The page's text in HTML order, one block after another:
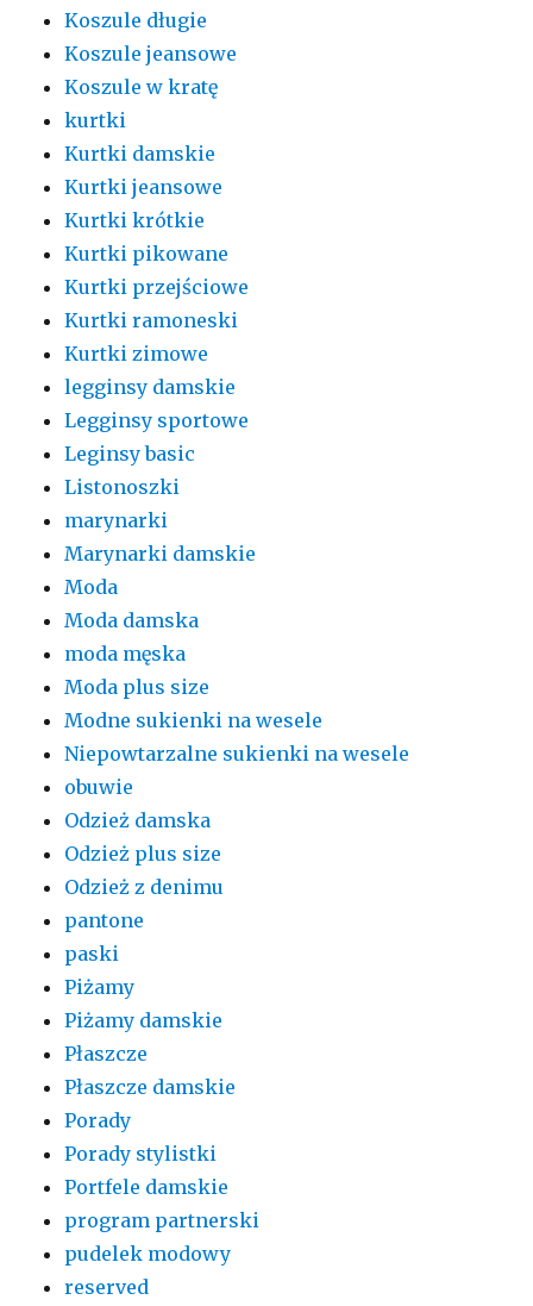
Koszule długie
Koszule jeansowe
Koszule w kratę
kurtki
Kurtki damskie
Kurtki jeansowe
Kurtki krótkie
Kurtki pikowane
Kurtki przejściowe
Kurtki ramoneski
Kurtki zimowe
legginsy damskie
Legginsy sportowe
Leginsy basic
Listonoszki
marynarki
Marynarki damskie
Moda
Moda damska
moda męska
Moda plus size
Modne sukienki na wesele
Niepowtarzalne sukienki na wesele
obuwie
Odzież damska
Odzież plus size
Odzież z denimu
pantone
paski
Piżamy
Piżamy damskie
Płaszcze
Płaszcze damskie
Porady
Porady stylistki
Portfele damskie
program partnerski
pudelek modowy
reserved